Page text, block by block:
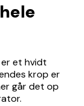
et hvidt
krop er
går det op